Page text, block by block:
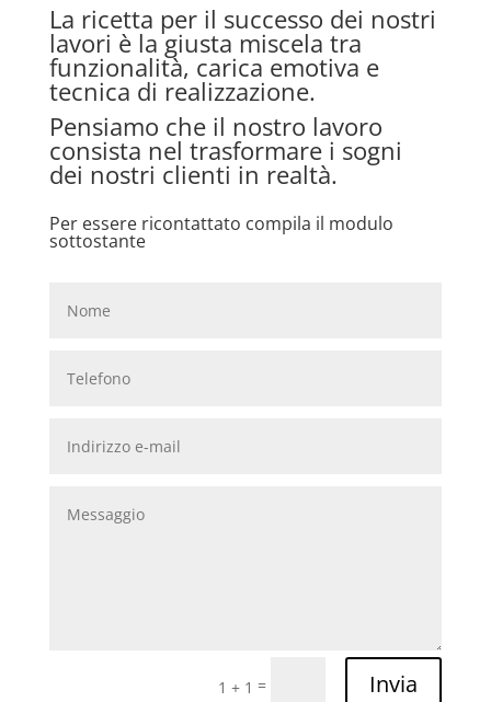
La ricetta per il successo dei nostri
lavori è la giusta miscela tra
funzionalità, carica emotiva e
tecnica di realizzazione.
Pensiamo che il nostro lavoro
consista nel trasformare i sogni
dei nostri clienti in realtà.
Per essere ricontattato compila il modulo
sottostante
1 + 1 = Invia